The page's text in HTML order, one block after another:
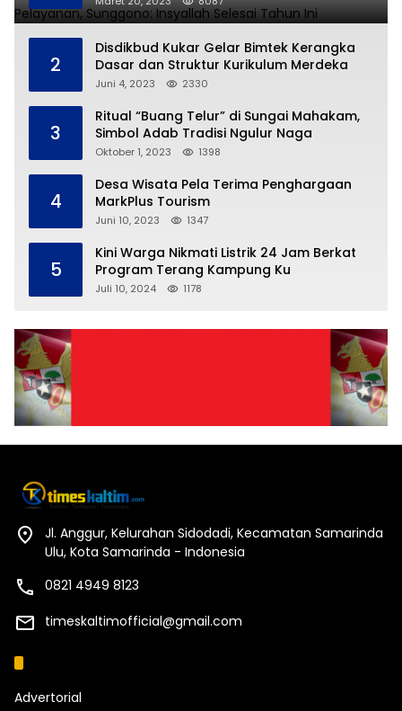
2
Disdikbud Kukar Gelar Bimtek Kerangka
Dasar dan Struktur Kurikulum Merdeka
Juni 4, 2023 2330
3
Ritual “Buang Telur” di Sungai Mahakam,
Simbol Adab Tradisi Ngulur Naga
Oktober 1, 2023 1398
4
Desa Wisata Pela Terima Penghargaan
MarkPlus Tourism
Juni 10, 2023 1347
5
Kini Warga Nikmati Listrik 24 Jam Berkat
Program Terang Kampung Ku
Juli 10, 2024 1178
Jl. Anggur, Kelurahan Sidodadi, Kecamatan Samarinda
Ulu, Kota Samarinda - Indonesia
0821 4949 8123
timeskaltimofficial@gmail.com
Advertorial